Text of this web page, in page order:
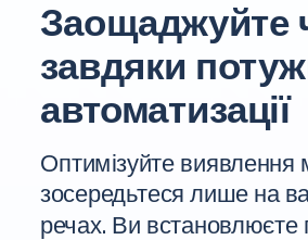
Заощаджуйте
завдяки
автоматизації
Оптимізуйте виявлення
зосередьтеся лише на
речах. Ви встановлюєте